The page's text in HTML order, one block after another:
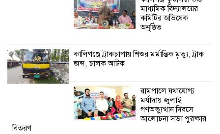
নুর
কেন: শহীদ জিসানের বাবার ক্ষোভ
মিলল ইছামতী নদীতে
শ্রীউলা ইউনিয়ন
মাধ্যমিক বিদ্যালয়ের
কমিটির অভিষেক
অনুষ্ঠিত
কালিগঞ্জে ট্রাকচাপায় শিশুর মর্মান্তিক মৃত্যু, ট্রাক
জব্দ, চালক আটক
রামপালে যথাযোগ্য
মর্যাদায় জুলাই
গণঅভ্যুত্থান দিবসে
আলোচনা সভা পুরষ্কার
বিতরণ